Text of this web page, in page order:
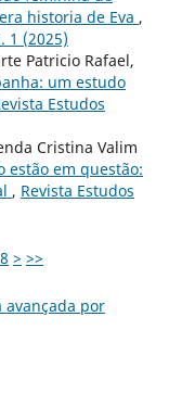
historia de Eva ,
1 (2025)
Patricio Rafael,
um estudo
Estudos
Cristina Valim
estão em questão:
, Revista Estudos
> >>
por